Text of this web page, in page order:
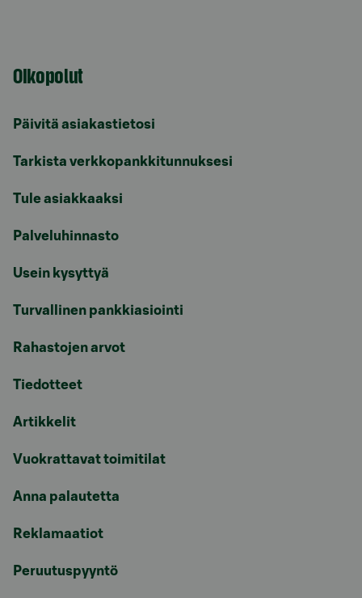
Oikopolut
Päivitä asiakastietosi
Tarkista verkkopankkitunnuksesi
Tule asiakkaaksi
Palveluhinnasto
Usein kysyttyä
Turvallinen pankkiasiointi
Rahastojen arvot
Tiedotteet
Artikkelit
Vuokrattavat toimitilat
Anna palautetta
Reklamaatiot
Peruutuspyyntö